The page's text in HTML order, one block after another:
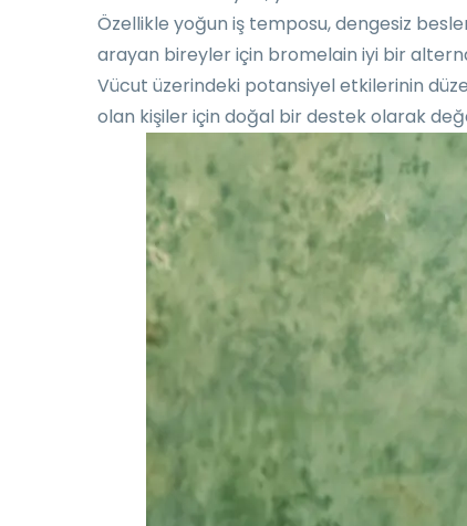
Özellikle yoğun iş temposu, dengesiz
arayan bireyler için bromelain iyi bir
Vücut üzerindeki potansiyel etkilerinin
olan kişiler için doğal bir destek olarak